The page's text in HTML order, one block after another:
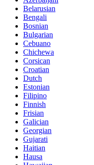
Belarusian
Bengali
Bosnian
Bulgarian
Cebuano
Chichewa
Corsican
Croatian
Dutch
Estonian
Filipino
Finnish
Frisian
Galician
Georgian
Gujarati
Haitian
Hausa